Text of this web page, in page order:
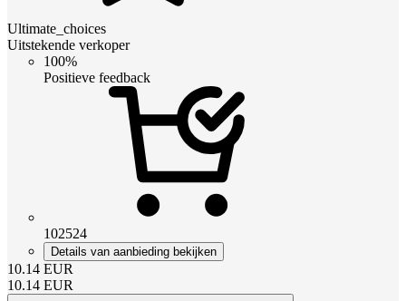
Ultimate_choices
Uitstekende verkoper
100%
Positieve feedback
102524
Details van aanbieding bekijken
10.14 EUR
10.14 EUR